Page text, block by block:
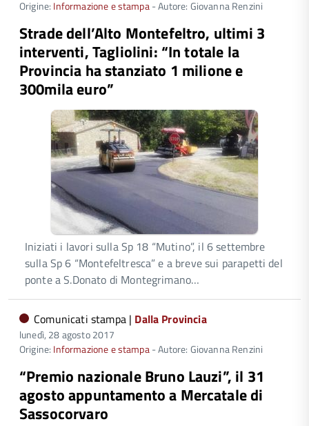
Origine: Informazione e stampa- Autore: Giovanna Renzini
Strade dell’Alto Montefeltro, ultimi 3
interventi, Tagliolini: “In totale la
Provincia ha stanziato 1 milione e
300mila euro”
Iniziati i lavori sulla Sp 18 “Mutino”, il 6 settembre
sulla Sp 6 “Montefeltresca” e a breve sui parapetti del
ponte a S.Donato di Montegrimano…
Comunicati stampa | Dalla Provincia
lunedì, 28 agosto 2017
Origine: Informazione e stampa- Autore: Giovanna Renzini
“Premio nazionale Bruno Lauzi”, il 31
agosto appuntamento a Mercatale di
Sassocorvaro